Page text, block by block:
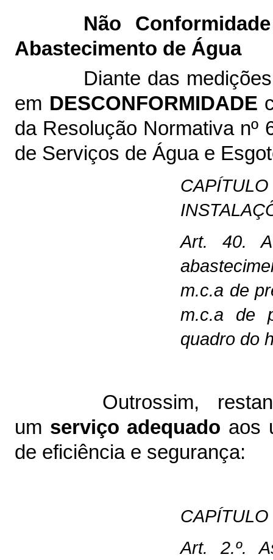
Não
Abastecimento de Água
Diante das
em DESCONFORMIDADE
da Resolução Normativa nº
de Serviços de Água e
Art. 40.
m.c.a de
m.c.a de
quadro do
Outrossim,
um serviço adequado aos
de eficiência e segurança:
Art. 2.º.